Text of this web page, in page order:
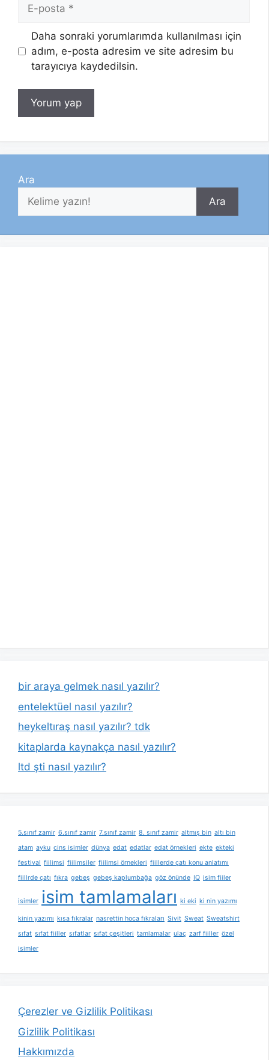
posta
Daha sonraki yorumlarımda kullanılması için
adım, e-posta adresim ve site adresim bu
tarayıcıya kaydedilsin.
Ara
Ara
bir araya gelmek nasıl yazılır?
entelektüel nasıl yazılır?
heykeltıraş nasıl yazılır? tdk
kitaplarda kaynakça nasıl yazılır?
ltd şti nasıl yazılır?
5.sınıf zamir 6.sınıf zamir 7.sınıf zamir 8. sınıf zamir altmış bin altı bin
atam ayku cins isimler dünya edat edatlar edat örnekleri ekte ekteki
festival fiilimsi fiilimsiler fiilimsi örnekleri fiillerde çatı konu anlatımı
fiillrde çatı fıkra gebeş gebeş kaplumbağa göz önünde IQ isim fiiler
isimler isim tamlamaları ki eki ki nin yazımı
kinin yazımı kısa fıkralar nasrettin hoca fıkraları Sivit Sweat Sweatshirt
sıfat sıfat fiiller sıfatlar sıfat çeşitleri tamlamalar ulaç zarf fiiller özel
isimler
Çerezler ve Gizlilik Politikası
Gizlilik Politikası
Hakkımızda